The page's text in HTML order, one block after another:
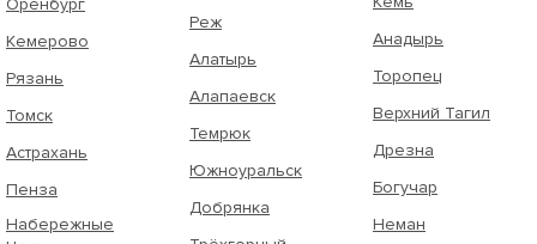
Оренбург
Кемерово
Рязань
Томск
Астрахань
Пенза
Набережные
Реж
Алатырь
Алапаевск
Темрюк
Южноуральск
Добрянка
Анадырь
Торопец
Верхний Тагил
Дрезна
Богучар
Неман